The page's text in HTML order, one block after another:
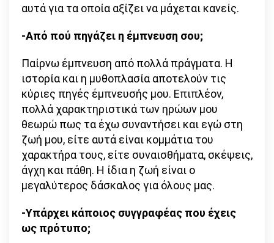
αυτά για τα οποία αξίζει να μάχεται κανείς.
-Από πού πηγάζει η έμπνευση σου;
Παίρνω έμπνευση από πολλά πράγματα. Η
ιστορία και η μυθοπλασία αποτελούν τις
κύριες πηγές έμπνευσής μου. Επιπλέον,
πολλά χαρακτηριστικά των ηρώων μου
θεωρώ πως τα έχω συναντήσει και εγώ στη
ζωή μου, είτε αυτά είναι κομμάτια του
χαρακτήρα τους, είτε συναισθήματα, σκέψεις,
άγχη και πάθη. Η ίδια η ζωή είναι ο
μεγαλύτερος δάσκαλος για όλους μας.
-Υπάρχει κάποιος συγγραφέας που έχεις
ως πρότυπο;